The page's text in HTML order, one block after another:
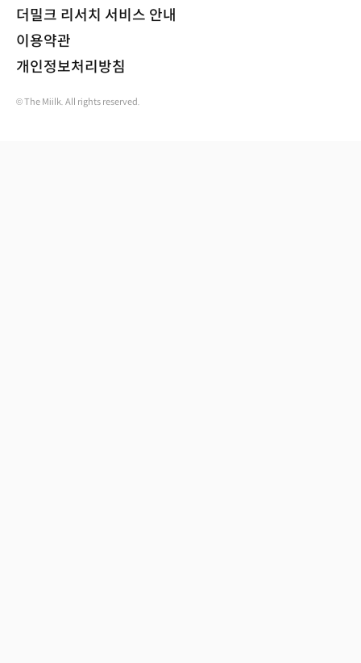
더밀크 리서치 서비스 안내
이용약관
개인정보처리방침
© The Miilk. All rights reserved.